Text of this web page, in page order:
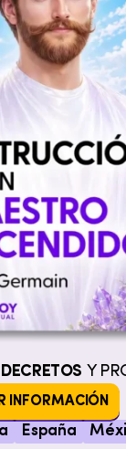
DECRETOS Y
INFORMACIÓN
España